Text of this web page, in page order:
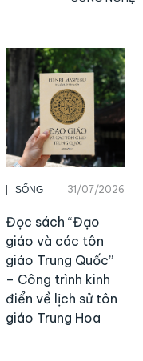
SỐNG 31/07/2026
Đọc sách “Đạo
giáo và các tôn
giáo Trung Quốc”
– Công trình kinh
điển về lịch sử tôn
giáo Trung Hoa